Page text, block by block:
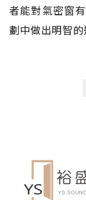
者能對氣密窗
劃中做出明智的